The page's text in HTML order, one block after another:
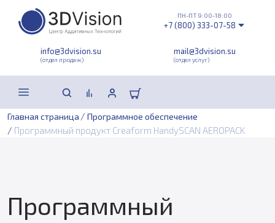
info@3dvision.su
(отдел продаж)
mail@3dvision.su
(отдел услуг)
ПН-ПТ 9:00-18:00
+7 (800) 333-07-58
Главная страница / Программное обеспечение
/ Программный продукт Creaform HandySCAN AEROPACK
Программный